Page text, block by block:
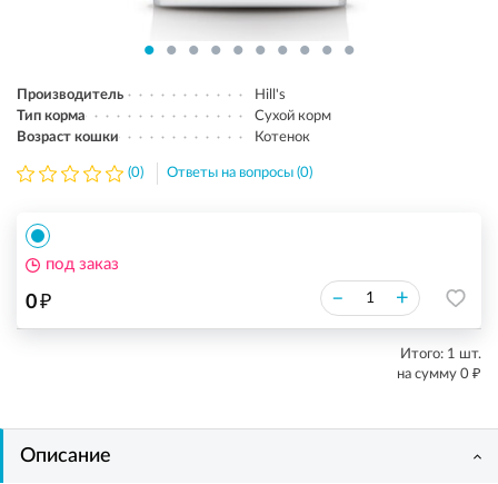
Производитель
Hill's
Тип корма
Сухой корм
Возраст кошки
Котенок
(0) Ответы на вопросы (0)
0₽ – +
под заказ
Итого: 1 шт.
на сумму 0 ₽
Описание